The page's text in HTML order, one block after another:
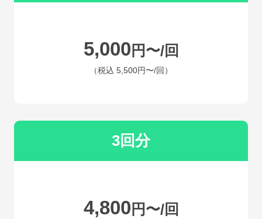
5,000 円〜/回
（税込 5,500円〜/回）
3回分
4,800 円〜/回